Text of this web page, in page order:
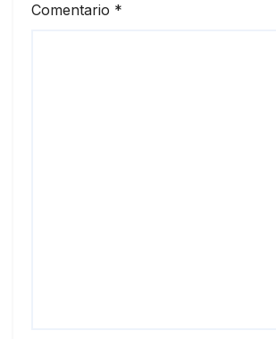
Comentario *